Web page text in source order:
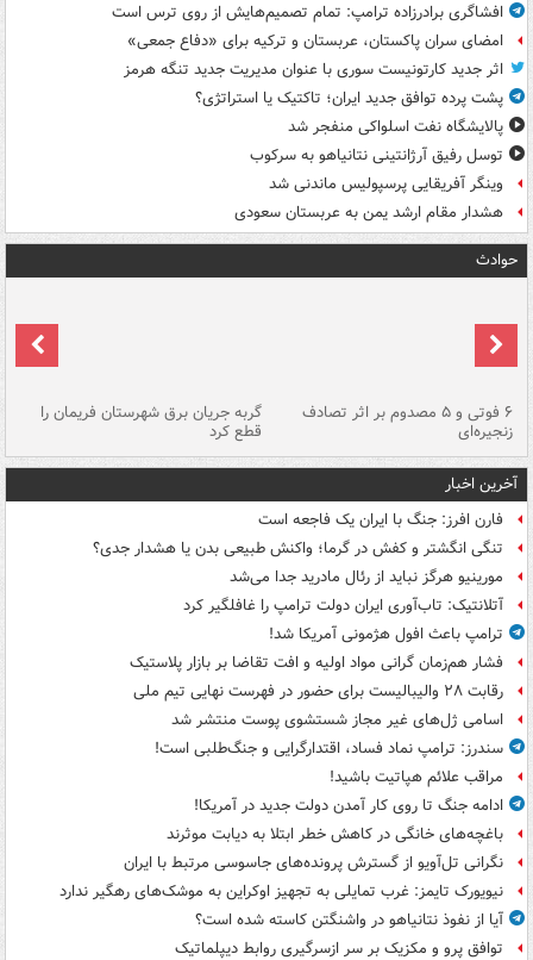
افشاگری برادرزاده ترامپ: تمام تصمیم‌هایش از روی ترس است
امضای سران پاکستان، عربستان و ترکیه برای «دفاع جمعی»
اثر جدید کارتونیست سوری با عنوان مدیریت جدید تنگه هرمز
پشت پرده توافق جدید ایران؛ تاکتیک یا استراتژی؟
پالایشگاه نفت اسلواکی منفجر شد
توسل رفیق آرژانتینی نتانیاهو به سرکوب
وینگر آفریقایی پرسپولیس ماندنی شد
هشدار مقام ارشد یمن به عربستان سعودی
حوادث
۶ فوتی و ۵ مصدوم بر اثر تصادف
زنجیره‌ای
گربه جریان برق شهرستان فریمان را
قطع کرد
آخرین اخبار
فارن افرز: جنگ با ایران یک فاجعه است
تنگی انگشتر و کفش در گرما؛ واکنش طبیعی بدن یا هشدار جدی؟
مورینیو هرگز نباید از رئال مادرید جدا می‌شد
آتلانتیک: تاب‌آوری ایران دولت ترامپ را غافلگیر کرد
ترامپ باعث افول هژمونی آمریکا شد!
فشار هم‌زمان گرانی مواد اولیه و افت تقاضا بر بازار پلاستیک
رقابت ۲۸ والیبالیست برای حضور در فهرست نهایی تیم ملی
اسامی ژل‌های غیر مجاز شستشوی پوست منتشر شد
سندرز: ترامپ نماد فساد، اقتدارگرایی و جنگ‌طلبی است!
مراقب علائم هپاتیت باشید!
ادامه جنگ تا روی کار آمدن دولت جدید در آمریکا!
باغچه‌های خانگی در کاهش خطر ابتلا به دیابت موثرند
نگرانی تل‌آویو از گسترش پرونده‌های جاسوسی مرتبط با ایران
نیویورک تایمز: غرب تمایلی به تجهیز اوکراین به موشک‌های رهگیر ندارد
آیا از نفوذ نتانیاهو در واشنگتن کاسته شده است؟
توافق پرو و مکزیک بر سر ازسرگیری روابط دیپلماتیک